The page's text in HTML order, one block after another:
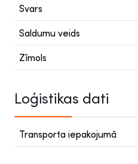
Svars
Saldumu veids
Zīmols
Loģistikas dati
Transporta iepakojumā